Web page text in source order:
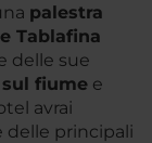
palestra
Tablafina
delle sue
fiume e
avrai
delle principali